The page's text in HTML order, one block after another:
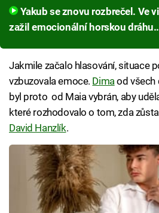
zažil emocionální horskou dráhu
Jakmile začalo hlasování, situace
vzbuzovala emoce. Dimaod všech
byl proto od Maia vybrán, aby
které rozhodovalo o tom, zda
David Hanzlík.